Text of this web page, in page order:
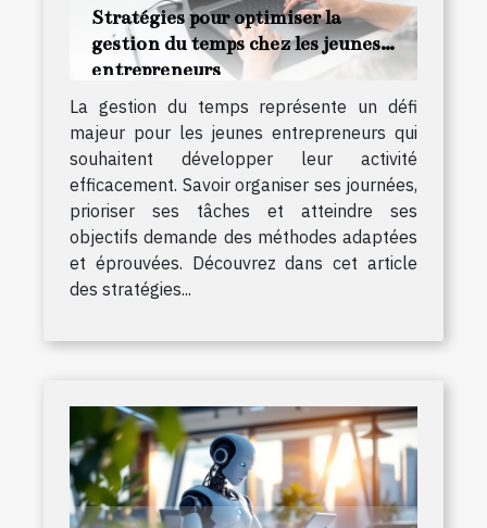
Stratégies pour optimiser la
gestion du temps chez les jeunes
entrepreneurs
La gestion du temps représente un défi
majeur pour les jeunes entrepreneurs qui
souhaitent développer leur activité
efficacement. Savoir organiser ses journées,
prioriser ses tâches et atteindre ses
objectifs demande des méthodes adaptées
et éprouvées. Découvrez dans cet article
des stratégies...